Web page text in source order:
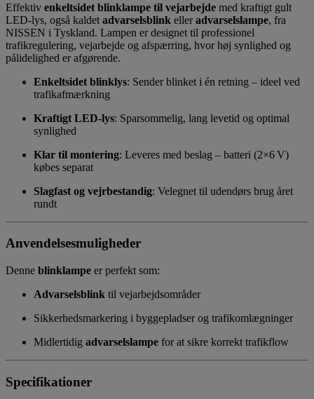
Effektiv enkeltsidet blinklampe til vejarbejde med kraftigt gult
LED-lys, også kaldet advarselsblink eller advarselslampe, fra
NISSEN i Tyskland. Lampen er designet til professionel
trafikregulering, vejarbejde og afspærring, hvor høj synlighed og
pålidelighed er afgørende.
Enkeltsidet blinklys: Sender blinket i én retning – ideel ved
trafikafmærkning
Kraftigt LED-lys: Sparsommelig, lang levetid og optimal
synlighed
Klar til montering: Leveres med beslag – batteri (2×6 V)
købes separat
Slagfast og vejrbestandig: Velegnet til udendørs brug året
rundt
Anvendelsesmuligheder
Denne blinklampe er perfekt som:
Advarselsblink til vejarbejdsområder
Sikkerhedsmarkering i byggepladser og trafikomlægninger
Midlertidig advarselslampe for at sikre korrekt trafikflow
Specifikationer